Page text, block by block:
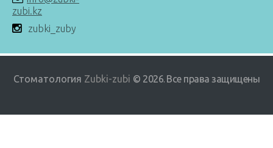
zubi.kz
zubki_zuby
Стоматология Zubki-zubi © 2026. Все права защищены